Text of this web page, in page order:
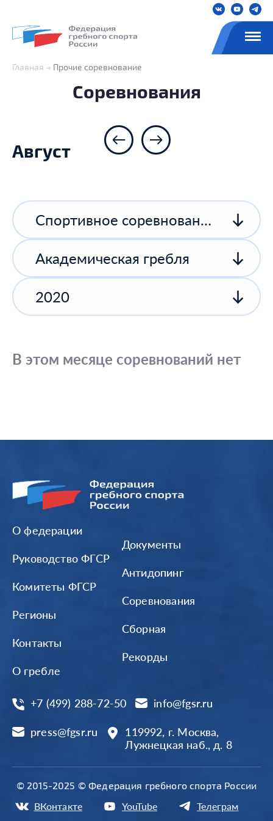
Главная Прочие соревнование
Соревнования
Август
Спортивное соревнование спортивной организации
Академическая гребля
2020
В этом месяце соревнований нет
О федерации
Руководство ФГСР
Комитеты ФГСР
Регионы
Контакты
О гребле
Документы
Антидопинг
Соревнования
Сборная
Рекорды
+7 (499) 288-72-50 info@fgsr.ru
press@fgsr.ru
119992, г. Москва,
Лужнецкая наб., д. 8
© 2015-2025 © Федерация гребного спорта России
ВКонтакте YouTube Телеграм